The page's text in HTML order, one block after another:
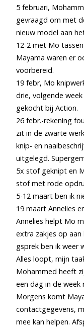
5 februari,
gevraagd om met
nieuw model aan
12-2 met Mo
Mayama waren er
voorbereid.
19 febr, Mo
drie, volgende
gekocht bij Action.
26 febr.-rekening
zit in de zwarte
knip- en
uitgelegd.
5x stof geknipt en
stof met rode
5-12 maart ben ik
19 maart Annelies
Annelies helpt Mo
extra zakjes op aan
gsprek ben ik weer
Alles loopt, mijn
Mohammed heeft
een dag in de week
Morgens komt
contactgegevens,
mee kan helpen.